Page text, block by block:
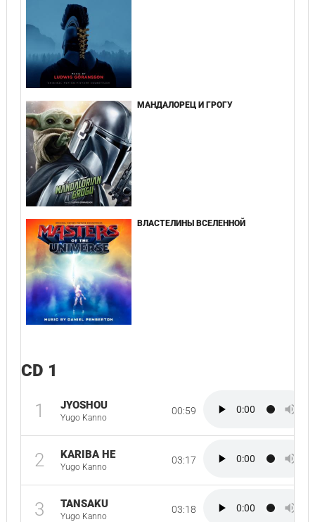
МАНДАЛОРЕЦ И ГРОГУ
ВЛАСТЕЛИНЫ ВСЕЛЕННОЙ
CD 1
1 JYOSHOU
Yugo Kanno
00:59
2 KARIBA HE
Yugo Kanno
03:17
3 TANSAKU
Yugo Kanno
03:18